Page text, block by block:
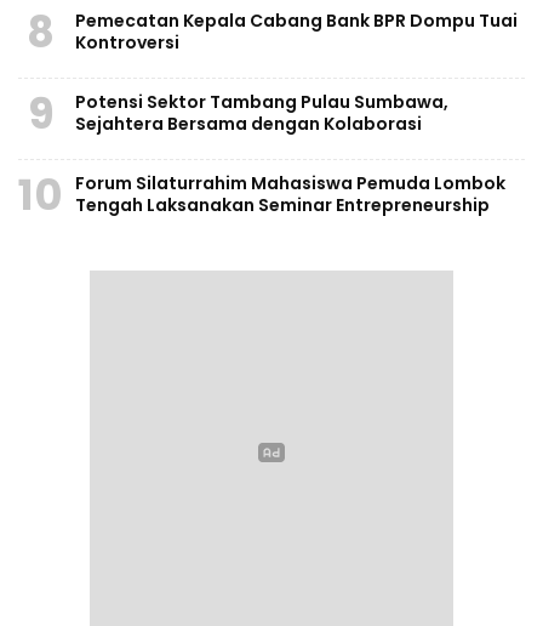
8
Pemecatan Kepala Cabang Bank BPR Dompu Tuai
Kontroversi
9
Potensi Sektor Tambang Pulau Sumbawa,
Sejahtera Bersama dengan Kolaborasi
10
Forum Silaturrahim Mahasiswa Pemuda Lombok
Tengah Laksanakan Seminar Entrepreneurship